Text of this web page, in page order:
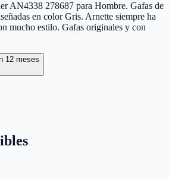
AN4338 278687 para Hombre. Gafas de
en color Gris. Arnette siempre ha
mucho estilo. Gafas originales y con
12 meses